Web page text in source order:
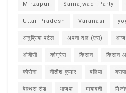
Mirzapur Samajwadi Party
Uttar Pradesh Varanasi
अनुप्रिया पटेल अपना दल (एस)
ओबीसी कांग्रेस किसान किसान
कोरोना नीतीश कुमार बलिया बसपा
बेल्थरा रोड भाजपा मायावती